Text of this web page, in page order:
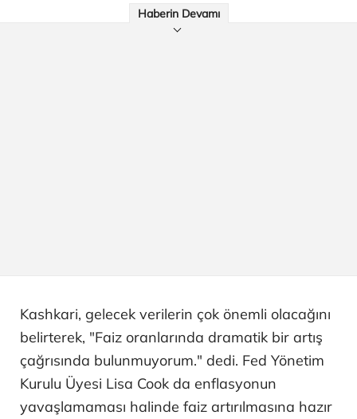
Haberin Devamı
Kashkari, gelecek verilerin çok önemli olacağını
belirterek, "Faiz oranlarında dramatik bir artış
çağrısında bulunmuyorum." dedi. Fed Yönetim
Kurulu Üyesi Lisa Cook da enflasyonun
yavaşlamaması halinde faiz artırılmasına hazır